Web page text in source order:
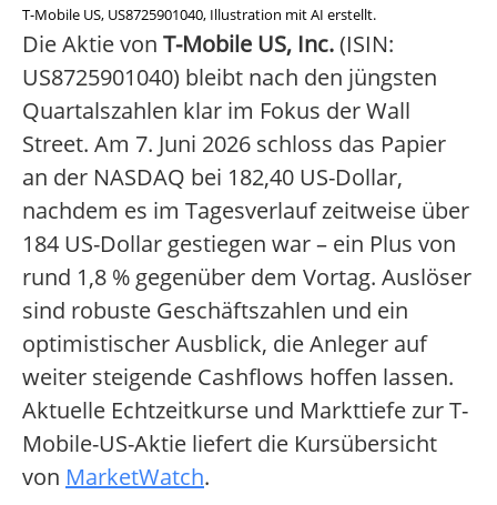
T-Mobile US, US8725901040, Illustration mit AI erstellt.
Die Aktie von T-Mobile US, Inc.(ISIN:
US8725901040) bleibt nach den jüngsten
Quartalszahlen klar im Fokus der Wall
Street. Am 7. Juni 2026 schloss das Papier
an der NASDAQ bei 182,40 US-Dollar,
nachdem es im Tagesverlauf zeitweise über
184 US-Dollar gestiegen war – ein Plus von
rund 1,8 % gegenüber dem Vortag. Auslöser
sind robuste Geschäftszahlen und ein
optimistischer Ausblick, die Anleger auf
weiter steigende Cashflows hoffen lassen.
Aktuelle Echtzeitkurse und Markttiefe zur T-
Mobile-US-Aktie liefert die Kursübersicht
von MarketWatch.